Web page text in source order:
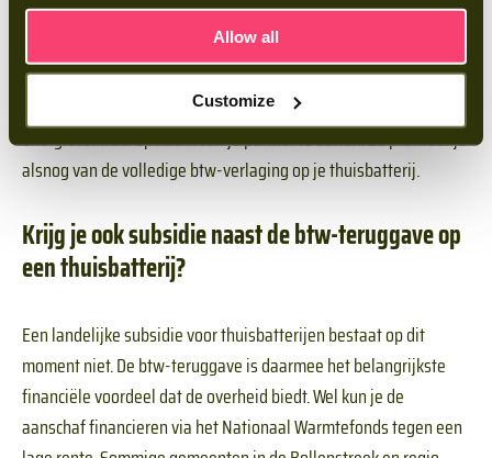
Allow all
Customize
Heb je de KOR al gebruikt voor zonnepanelen? Dan kun je hem
binnen vijf jaar niet opnieuw inzetten voor een thuisbatterij. De
praktische oplossing is de batterij en het dynamisch
energiecontract op naam van je partner te zetten. Zo profiteer je
alsnog van de volledige btw-verlaging op je thuisbatterij.
Krijg je ook subsidie naast de btw-teruggave op
een thuisbatterij?
Een landelijke subsidie voor thuisbatterijen bestaat op dit
moment niet. De btw-teruggave is daarmee het belangrijkste
financiële voordeel dat de overheid biedt. Wel kun je de
aanschaf financieren via het Nationaal Warmtefonds tegen een